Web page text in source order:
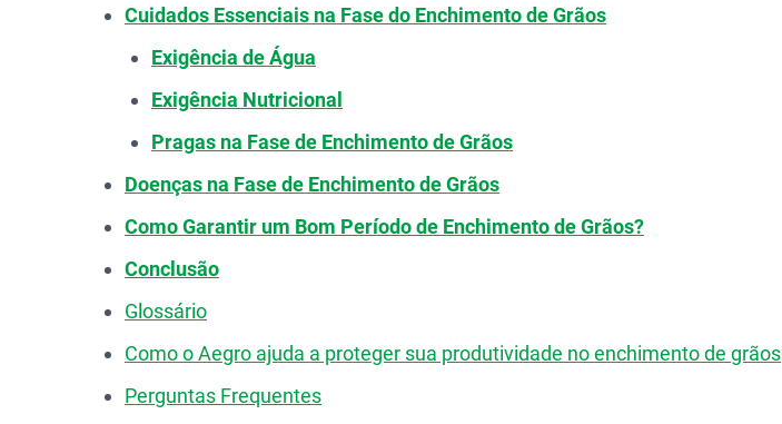
Cuidados Essenciais na Fase do Enchimento de Grãos
Exigência de Água
Exigência Nutricional
Pragas na Fase de Enchimento de Grãos
Doenças na Fase de Enchimento de Grãos
Como Garantir um Bom Período de Enchimento de Grãos?
Conclusão
Glossário
Como o Aegro ajuda a proteger sua produtividade no enchimento de grãos
Perguntas Frequentes